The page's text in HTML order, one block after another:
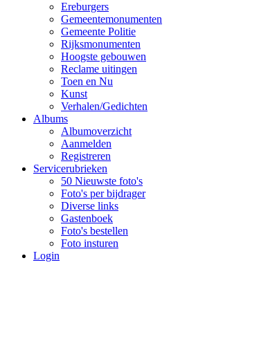
Ereburgers
Gemeentemonumenten
Gemeente Politie
Rijksmonumenten
Hoogste gebouwen
Reclame uitingen
Toen en Nu
Kunst
Verhalen/Gedichten
Albums
Albumoverzicht
Aanmelden
Registreren
Servicerubrieken
50 Nieuwste foto's
Foto's per bijdrager
Diverse links
Gastenboek
Foto's bestellen
Foto insturen
Login